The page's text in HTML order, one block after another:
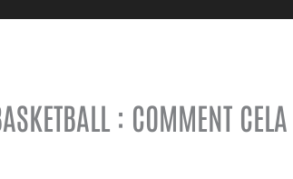
: COMMENT